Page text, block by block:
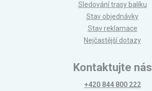
Sledování trasy balíku
Stav objednávky
Stav reklamace
Nejčastější dotazy
Kontaktujte nás
+420 844 800 222